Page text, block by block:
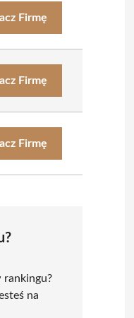
Firmę
Firmę
Firmę
rankingu?
na